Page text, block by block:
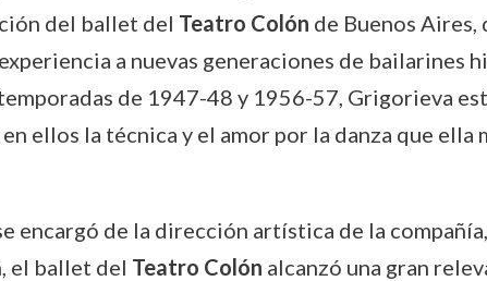
del ballet del Teatro Colón de Buenos Aires,
a nuevas generaciones de bailarines
de 1947-48 y 1956-57, Grigorieva
ellos la técnica y el amor por la danza que ella
encargó de la dirección artística de la
el ballet del Teatro Colón alcanzó una gran